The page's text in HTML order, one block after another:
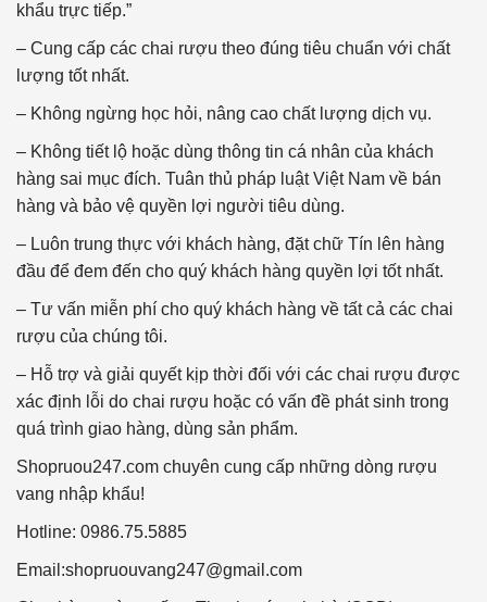
khẩu trực tiếp.”
– Cung cấp các chai rượu theo đúng tiêu chuẩn với chất
lượng tốt nhất.
– Không ngừng học hỏi, nâng cao chất lượng dịch vụ.
– Không tiết lộ hoặc dùng thông tin cá nhân của khách
hàng sai mục đích. Tuân thủ pháp luật Việt Nam về bán
hàng và bảo vệ quyền lợi người tiêu dùng.
– Luôn trung thực với khách hàng, đặt chữ Tín lên hàng
đầu để đem đến cho quý khách hàng quyền lợi tốt nhất.
– Tư vấn miễn phí cho quý khách hàng về tất cả các chai
rượu của chúng tôi.
– Hỗ trợ và giải quyết kịp thời đối với các chai rượu được
xác định lỗi do chai rượu hoặc có vấn đề phát sinh trong
quá trình giao hàng, dùng sản phẩm.
Shopruou247.com chuyên cung cấp những dòng rượu
vang nhập khẩu!
Hotline: 0986.75.5885
Email:shopruouvang247@gmail.com